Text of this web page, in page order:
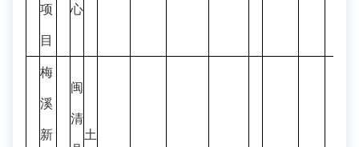
项
目
心
梅
溪
新
闽
清
土